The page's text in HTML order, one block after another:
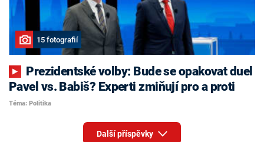
15 fotografií
Pavel vs. Babiš? Experti zmiňují pro a proti
Téma: Politika
Další příspěvky